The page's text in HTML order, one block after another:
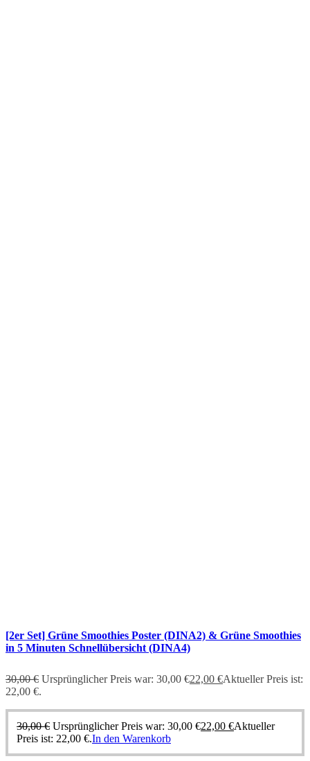
[2er Set] Grüne Smoothies Poster (DINA2) & Grüne Smoothies
in 5 Minuten Schnellübersicht (DINA4)
30,00€ Ursprünglicher Preis war: 30,00 €22,00 €Aktueller Preis ist:
22,00 €.
30,00€ Ursprünglicher Preis war: 30,00 €22,00 €Aktueller
Preis ist: 22,00 €.In den Warenkorb